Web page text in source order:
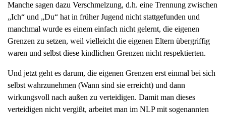
a
o
Manche sagen dazu Verschmelzung, d.h. eine Trennung zwischen
„Ich“ und „Du“ hat in früher Jugend nicht stattgefunden und
manchmal wurde es einem einfach nicht gelernt, die eigenen
Grenzen zu setzen, weil vielleicht die eigenen Eltern übergriffig
waren und selbst diese kindlichen Grenzen nicht respektierten.
Und jetzt geht es darum, die eigenen Grenzen erst einmal bei sich
selbst wahrzunehmen (Wann sind sie erreicht) und dann
wirkungsvoll nach außen zu verteidigen. Damit man dieses
verteidigen nicht vergißt, arbeitet man im NLP mit sogenannten